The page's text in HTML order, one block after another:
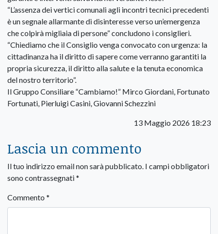
“L’assenza dei vertici comunali agli incontri tecnici precedenti
è un segnale allarmante di disinteresse verso un’emergenza
che colpirà migliaia di persone” concludono i consiglieri.
“Chiediamo che il Consiglio venga convocato con urgenza: la
cittadinanza ha il diritto di sapere come verranno garantiti la
propria sicurezza, il diritto alla salute e la tenuta economica
del nostro territorio”.
Il Gruppo Consiliare “Cambiamo!” Mirco Giordani, Fortunato
Fortunati, Pierluigi Casini, Giovanni Schezzini
13 Maggio 2026 18:23
Lascia un commento
Il tuo indirizzo email non sarà pubblicato. I campi obbligatori
sono contrassegnati*
Commento *